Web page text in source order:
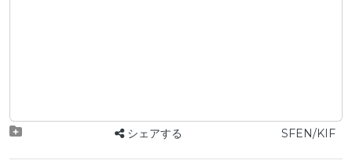
シェアする SFEN/KIF